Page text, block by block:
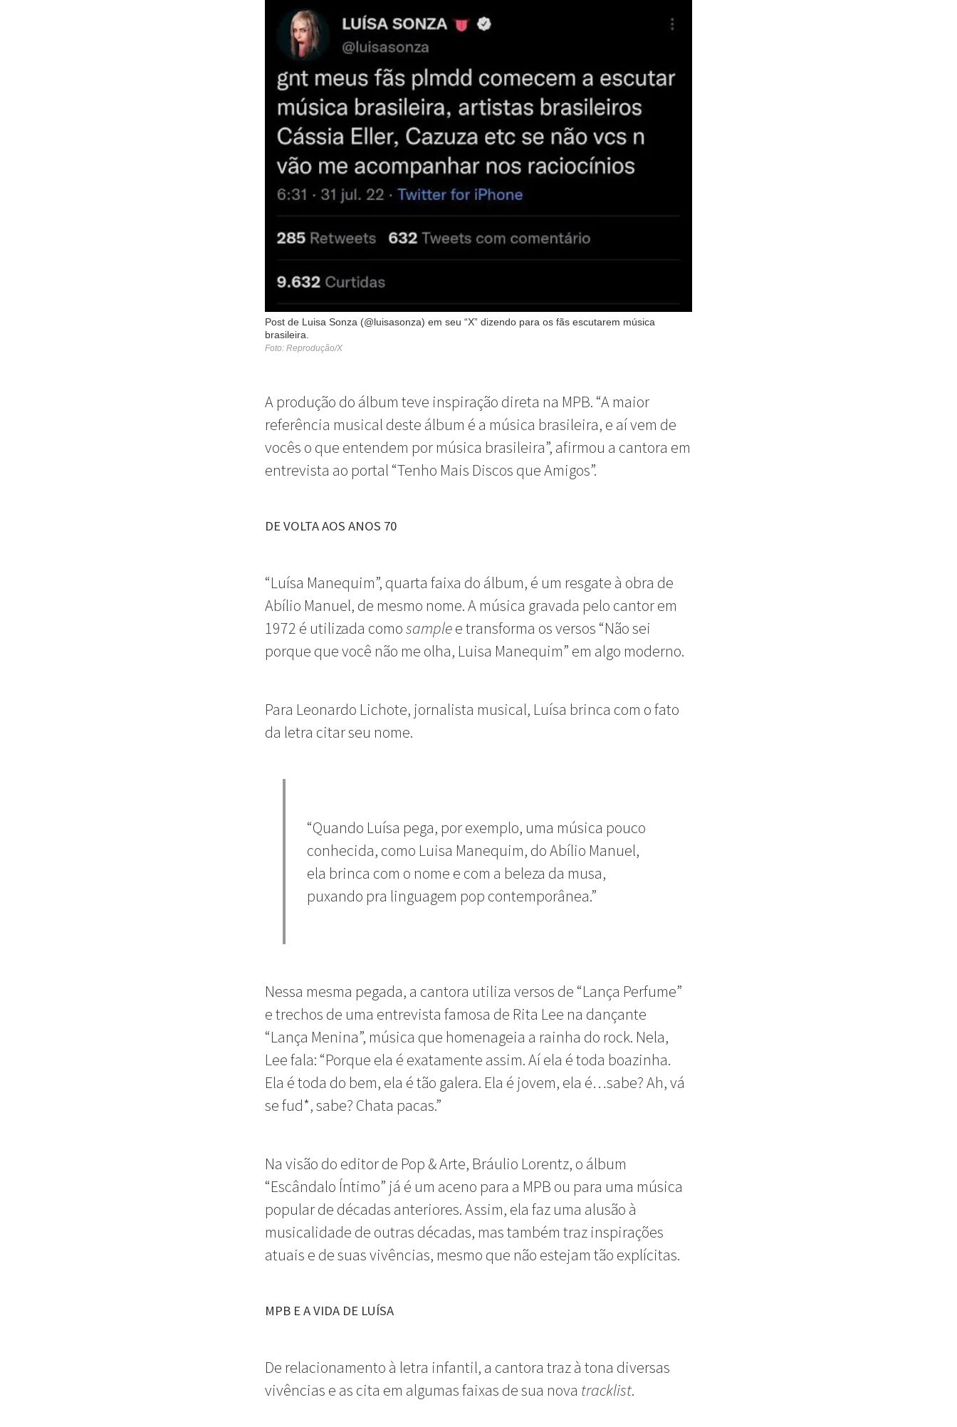
Post de Luisa Sonza (@luisasonza) em seu “X” dizendo para os fãs escutarem música
brasileira.
Foto: Reprodução/X
A produção do álbum teve inspiração direta na MPB. “A maior
referência musical deste álbum é a música brasileira, e aí vem de
vocês o que entendem por música brasileira”, afirmou a cantora em
entrevista ao portal “Tenho Mais Discos que Amigos”.
DE VOLTA AOS ANOS 70
“Luísa Manequim”, quarta faixa do álbum, é um resgate à obra de
Abílio Manuel, de mesmo nome. A música gravada pelo cantor em
1972 é utilizada comosamplee transforma os versos “Não sei
porque que você não me olha, Luisa Manequim” em algo moderno.
Para Leonardo Lichote, jornalista musical, Luísa brinca com o fato
da letra citar seu nome.
“Quando Luísa pega, por exemplo, uma música pouco
conhecida, como Luisa Manequim, do Abílio Manuel,
ela brinca com o nome e com a beleza da musa,
puxando pra linguagem pop contemporânea.”
Nessa mesma pegada, a cantora utiliza versos de “Lança Perfume”
e trechos de uma entrevista famosa de Rita Lee na dançante
“Lança Menina”, música que homenageia a rainha do rock. Nela,
Lee fala: “Porque ela é exatamente assim. Aí ela é toda boazinha.
Ela é toda do bem, ela é tão galera. Ela é jovem, ela é…sabe? Ah, vá
se fud*, sabe? Chata pacas.”
Na visão do editor de Pop & Arte, Bráulio Lorentz, o álbum
“Escândalo Íntimo” já é um aceno para a MPB ou para uma música
popular de décadas anteriores. Assim, ela faz uma alusão à
musicalidade de outras décadas, mas também traz inspirações
atuais e de suas vivências, mesmo que não estejam tão explícitas.
MPB E A VIDA DE LUÍSA
De relacionamento à letra infantil, a cantora traz à tona diversas
vivências e as cita em algumas faixas de sua nova tracklist.